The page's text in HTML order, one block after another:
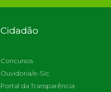
Cidadão
Concursos
Ouvidoria/e-Sic
Portal da Transparência